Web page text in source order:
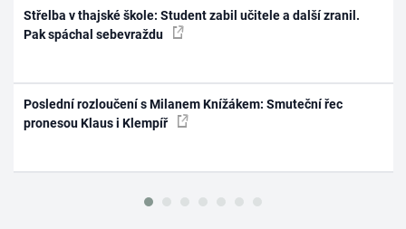
Střelba v thajské škole: Student zabil učitele a další zranil.
Pak spáchal sebevraždu
Poslední rozloučení s Milanem Knížákem: Smuteční řec
pronesou Klaus i Klempíř